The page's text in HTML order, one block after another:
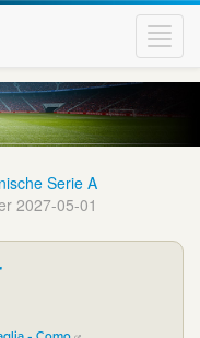
Serie A
2027-05-01